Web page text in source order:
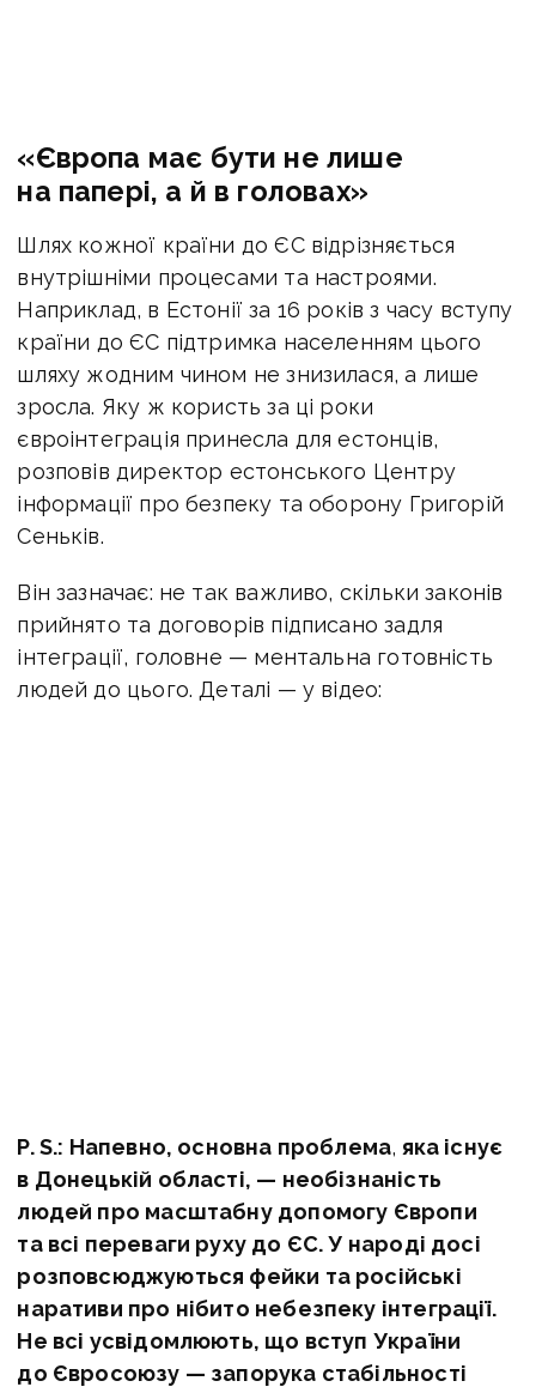
«Європа має бути не лише
на папері, а й в головах»
Шлях кожної країни до ЄС відрізняється
внутрішніми процесами та настроями.
Наприклад, в Естонії за 16 років з часу вступу
країни до ЄС підтримка населенням цього
шляху жодним чином не знизилася, а лише
зросла. Яку ж користь за ці роки
євроінтеграція принесла для естонців,
розповів директор естонського Центру
інформації про безпеку та оборону Григорій
Сеньків.
Він зазначає: не так важливо, скільки законів
прийнято та договорів підписано задля
інтеграції, головне — ментальна готовність
людей до цього. Деталі — у відео:
P. S.: Напевно, основна проблема, яка існує
в Донецькій області, — необізнаність
людей про масштабну допомогу Європи
та всі переваги руху до ЄС. У народі досі
розповсюджуються фейки та російські
наративи про нібито небезпеку інтеграції.
Не всі усвідомлюють, що вступ України
до Євросоюзу — запорука стабільності